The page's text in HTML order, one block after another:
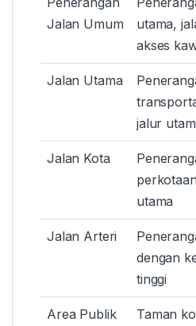
Jalan Umum
utama,
akses
Jalan Utama
jalur
Jalan Kota
utama
Jalan Arteri
dengan
tinggi
Area Publik
Taman